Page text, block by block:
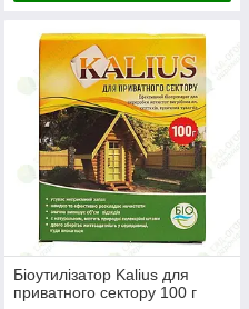
Біоутилізатор Kalius для
приватного сектору 100 г